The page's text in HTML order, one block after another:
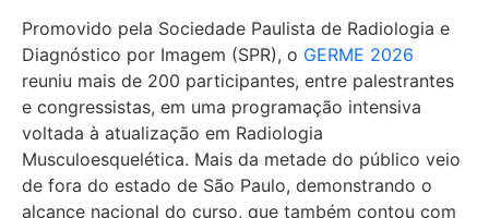
Promovido pela Sociedade Paulista de Radiologia e
Diagnóstico por Imagem (SPR), o GERME 2026
reuniu mais de 200 participantes, entre palestrantes
e congressistas, em uma programação intensiva
voltada à atualização em Radiologia
Musculoesquelética. Mais da metade do público veio
de fora do estado de São Paulo, demonstrando o
alcance nacional do curso, que também contou com